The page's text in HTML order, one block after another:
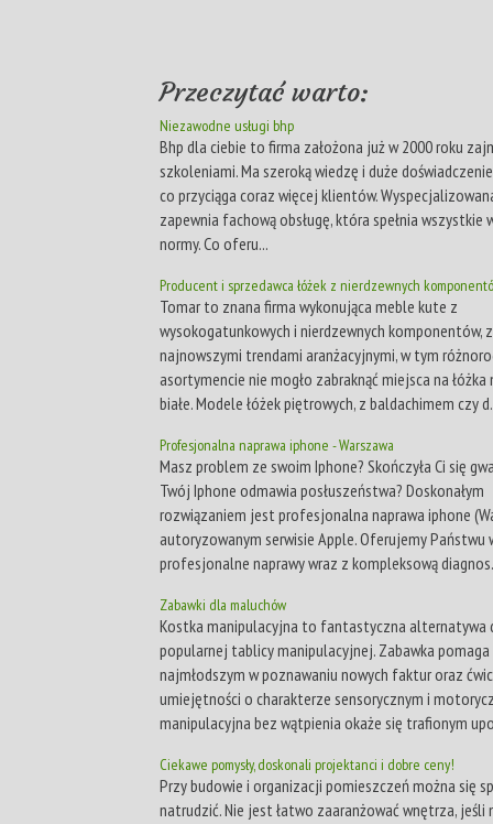
Przeczytać warto:
Niezawodne usługi bhp
Bhp dla ciebie to firma założona już w 2000 roku
szkoleniami. Ma szeroką wiedzę i duże
co przyciąga coraz więcej klientów.
zapewnia fachową obsługę, która spełnia wszystkie
normy. Co oferu...
Producent i sprzedawca łóżek z nierdzewnych
Tomar to znana firma wykonująca meble kute z
wysokogatunkowych i nierdzewnych komponentów,
najnowszymi trendami aranżacyjnymi, w tym
asortymencie nie mogło zabraknąć miejsca na
białe. Modele łóżek piętrowych, z baldachimem czy
Profesjonalna naprawa iphone - Warszawa
Masz problem ze swoim Iphone? Skończyła Ci się
Twój Iphone odmawia posłuszeństwa? Doskonałym
rozwiązaniem jest profesjonalna naprawa iphone
autoryzowanym serwisie Apple. Oferujemy Państwu
profesjonalne naprawy wraz z kompleksową
Zabawki dla maluchów
Kostka manipulacyjna to fantastyczna alternatywa
popularnej tablicy manipulacyjnej. Zabawka pomaga
najmłodszym w poznawaniu nowych faktur oraz
umiejętności o charakterze sensorycznym i
manipulacyjna bez wątpienia okaże się trafionym
Ciekawe pomysły, doskonali projektanci i dobre ceny!
Przy budowie i organizacji pomieszczeń można się
natrudzić. Nie jest łatwo zaaranżować wnętrza, jeśli